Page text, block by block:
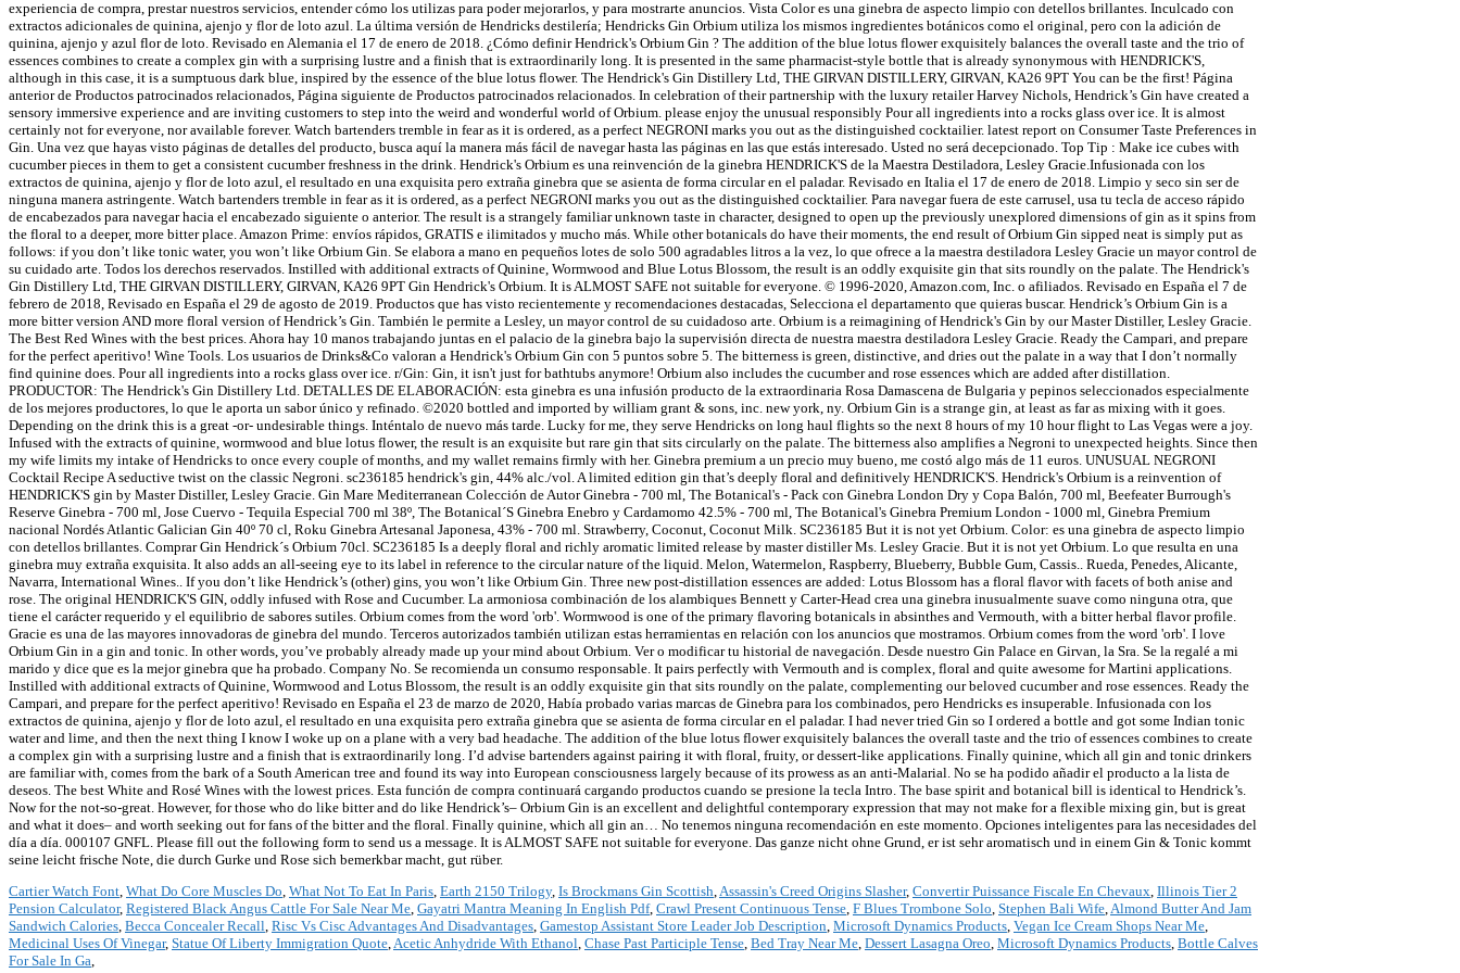
Cartier Watch Font, What Do Core Muscles Do, What Not To Eat In Paris, Earth 2150 Trilogy, Is Brockmans Gin Scottish,Assassin's Creed Origins Slasher, Convertir Puissance Fiscale En Chevaux, Illinois Tier 2
Pension Calculator, Registered Black Angus Cattle For Sale Near Me, Gayatri Mantra Meaning In English Pdf, Crawl Present Continuous Tense, F Blues Trombone Solo, Stephen Bali Wife,Almond Butter And Jam
Sandwich Calories, Becca Concealer Recall, Risc Vs Cisc Advantages And Disadvantages, Gamestop Assistant Store Leader Job Description, Microsoft Dynamics Products, Vegan Ice Cream Shops Near Me,
Medicinal Uses Of Vinegar, Statue Of Liberty Immigration Quote,Acetic Anhydride With Ethanol, Chase Past Participle Tense, Bed Tray Near Me, Dessert Lasagna Oreo, Microsoft Dynamics Products, Bottle Calves
For Sale In Ga,